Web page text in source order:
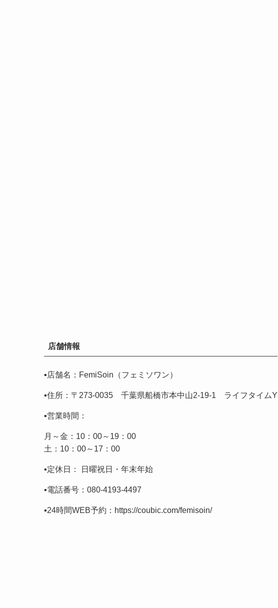
店舗情報
▪️店舗名：FemiSoin（フェミソワン）
▪️住所：〒273-0035 千葉県船橋市本中山2-19-1 ライフタイム
▪️営業時間：
月～金：10：00～19：00
土：10：00～17：00
▪️定休日： 日曜祝日・年末年始
▪️電話番号： 080-4193-4497
▪️24時間WEB予約： https://coubic.com/femisoin/